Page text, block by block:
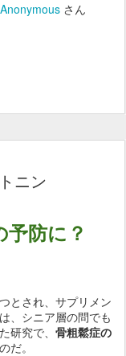
Anonymousさん
ニン
防に？
とされ、サプリメン
、シニア層の問でも
研究で、 骨粗鬆症の
だ。